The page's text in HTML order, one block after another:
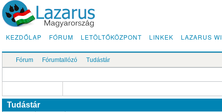
KEZDŐLAP FÓRUM LETÖLTŐKÖZPONT LINKEK LAZARUS
Fórum Fórumtallózó Tudástár
Tudástár